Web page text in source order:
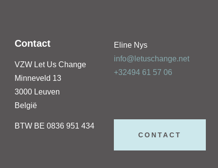
Contact
VZW Let Us Change
Minneveld 13
3000 Leuven
België
BTW BE 0836 951 434
Eline Nys
info@letuschange.net
+32494 61 57 06
CONTACT